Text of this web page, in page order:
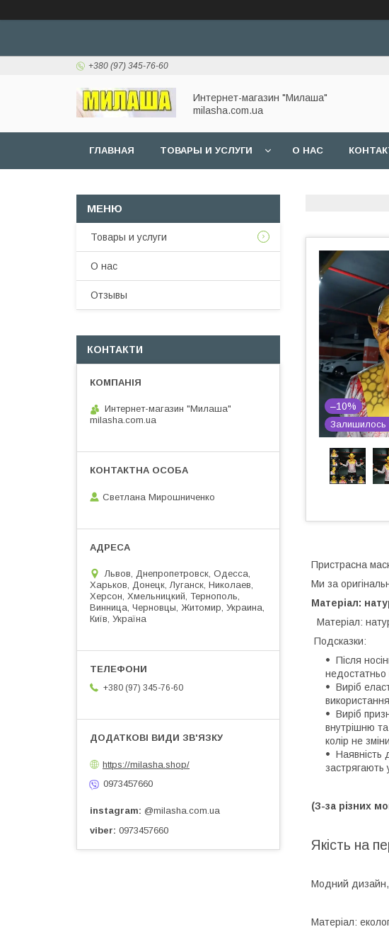
+380 (97) 345-76-60
Интернет-магазин "Милаша"
milasha.com.ua
ГЛАВНАЯ ТОВАРЫ И УСЛУГИ О НАС
–10%
Залишилось
Пристрасна
Ми за
Матеріал:
Матеріал:
Подсказки:
Після
недостатньо
Виріб
Виріб
внутрішню
колір не
Наявність
застрягають
(З-за різних
Якість на
Модний дизайн,
Матеріал:
Товары и услуги
О нас
Отзывы
КОНТАКТИ
Интернет-магазин "Милаша"
milasha.com.ua
Светлана Мирошниченко
Львов, Днепропетровск, Одесса,
Харьков, Донецк, Луганск, Николаев,
Херсон, Хмельницкий, Тернополь,
Винница, Черновцы, Житомир, Украина,
Київ, Україна
+380 (97) 345-76-60
https://milasha.shop/
0973457660
instagram @milasha.com.ua
viber 0973457660